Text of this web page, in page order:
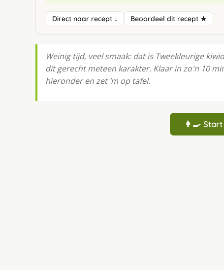
Direct naar recept ↓ Beoordeel dit recept ★
Weinig tijd, veel smaak: dat is Tweekleurige
dit gerecht meteen karakter. Klaar in zo'n 10
hieronder en zet ‘m op tafel.
👩‍🍳